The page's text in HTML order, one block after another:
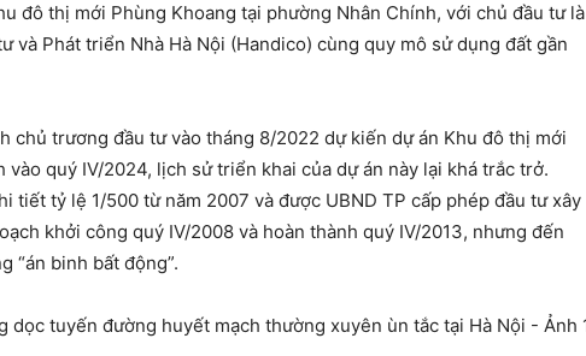
đô thị mới Phùng Khoang tại phường Nhân Chính, với chủ đầu tư là
và Phát triển Nhà Hà Nội (Handico) cùng quy mô sử dụng đất gần
chủ trương đầu tư vào tháng 8/2022 dự kiến dự án Khu đô thị mới
vào quý IV/2024, lịch sử triển khai của dự án này lại khá trắc trở.
tiết tỷ lệ 1/500 từ năm 2007 và được UBND TP cấp phép đầu tư xây
khởi công quý IV/2008 và hoàn thành quý IV/2013, nhưng đến
“án binh bất động”.